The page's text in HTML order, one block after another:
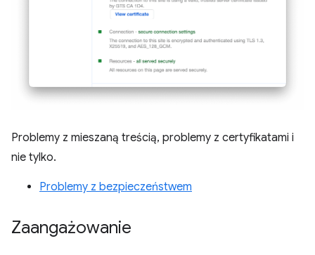
Problemy z mieszaną treścią, problemy z certyfikatami i
nie tylko.
Problemy z bezpieczeństwem
Zaangażowanie